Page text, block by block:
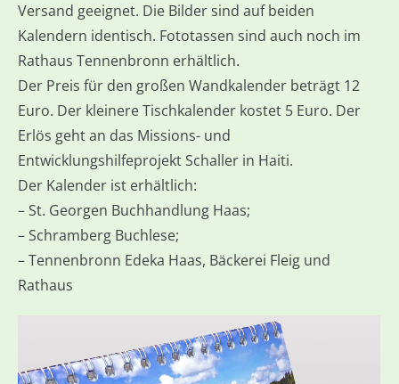
Versand geeignet. Die Bilder sind auf beiden
Kalendern identisch. Fototassen sind auch noch im
Rathaus Tennenbronn erhältlich.
Der Preis für den großen Wandkalender beträgt 12
Euro. Der kleinere Tischkalender kostet 5 Euro. Der
Erlös geht an das Missions- und
Entwicklungshilfeprojekt Schaller in Haiti.
Der Kalender ist erhältlich:
– St. Georgen Buchhandlung Haas;
– Schramberg Buchlese;
– Tennenbronn Edeka Haas, Bäckerei Fleig und
Rathaus